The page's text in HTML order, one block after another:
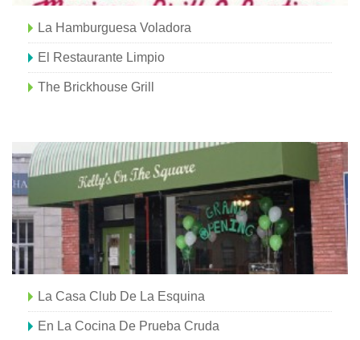
La Hamburguesa Voladora
El Restaurante Limpio
The Brickhouse Grill
La Casa Club De La Esquina
En La Cocina De Prueba Cruda